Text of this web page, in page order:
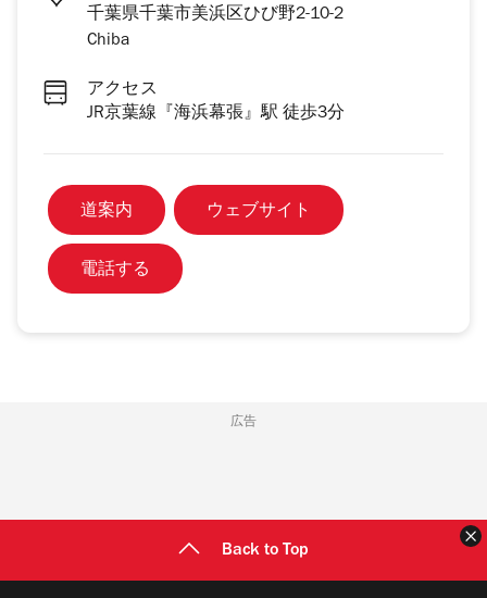
千葉県千葉市美浜区ひび野2-10-2
Chiba
アクセス
JR京葉線『海浜幕張』駅 徒歩3分
道案内 ウェブサイト
電話する
広告
Back to Top